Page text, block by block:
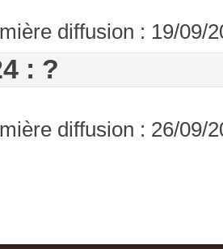
diffusion : 19/09/
: ?
diffusion : 26/09/